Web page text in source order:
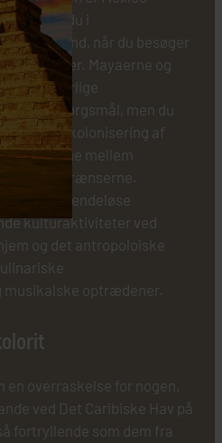
vandrer du i
helligt land, når du besøger
Mayaerne og
forunderlige
spørgsmål, men du
spanske kolonisering af
forskellene mellem
statsgrænserne.
byder på endeløse
kulturaktiviteter ved
og det antropoloiske
musikalske optrædener.
en overraskelse for nogen,
ved Det Caribiske Hav på
fortryllende som dem fra